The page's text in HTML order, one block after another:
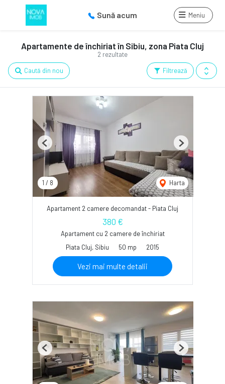
Sună acum Meniu
2 rezultate
Apartamente de închiriat în Sibiu, zona Piata Cluj
Filtrează
Caută din nou
1 / 8 Harta
Previous Next
Apartament 2 camere decomandat - Piata Cluj
380 €
Apartament cu 2 camere de închiriat
Piata Cluj, Sibiu
50 mp 2015
Vezi mai multe detalii
Previous Next